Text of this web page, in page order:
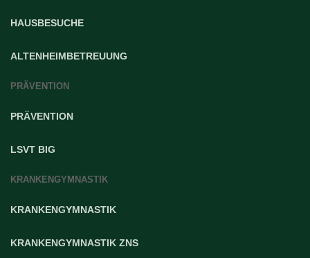
HAUSBESUCHE
ALTENHEIMBETREUUNG
PRÄVENTION
PRÄVENTION
LSVT BIG
KRANKENGYMNASTIK
KRANKENGYMNASTIK
KRANKENGYMNASTIK ZNS